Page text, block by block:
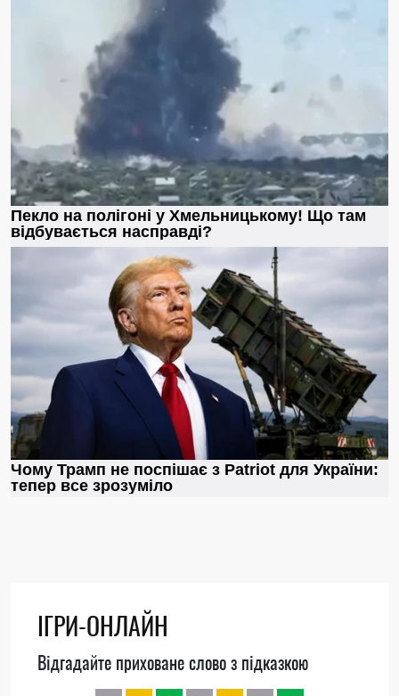
ІГРИ-ОНЛАЙН
Відгадайте приховане слово з підказкою